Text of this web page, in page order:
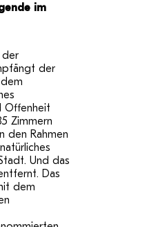
im
der
der
Offenheit
Zimmern
den Rahmen
Und das
Das
dem